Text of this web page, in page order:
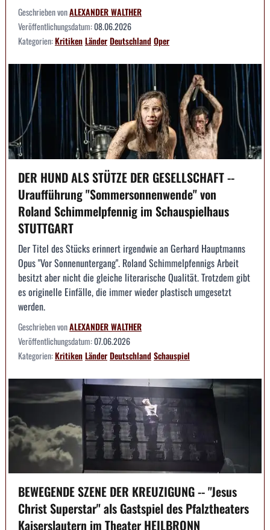
Geschrieben vonALEXANDER WALTHER
Veröffentlichungsdatum:08.06.2026
Kategorien:KritikenLänderDeutschlandOper
DER HUND ALS STÜTZE DER GESELLSCHAFT --
Uraufführung "Sommersonnenwende" von
Roland Schimmelpfennig im Schauspielhaus
STUTTGART
Der Titel des Stücks erinnert irgendwie an Gerhard Hauptmanns
Opus "Vor Sonnenuntergang". Roland Schimmelpfennigs Arbeit
besitzt aber nicht die gleiche literarische Qualität. Trotzdem gibt
es originelle Einfälle, die immer wieder plastisch umgesetzt
werden.
Geschrieben vonALEXANDER WALTHER
Veröffentlichungsdatum:07.06.2026
Kategorien:KritikenLänderDeutschlandSchauspiel
BEWEGENDE SZENE DER KREUZIGUNG -- "Jesus
Christ Superstar" als Gastspiel des Pfalztheaters
Kaiserslautern im Theater HEILBRONN